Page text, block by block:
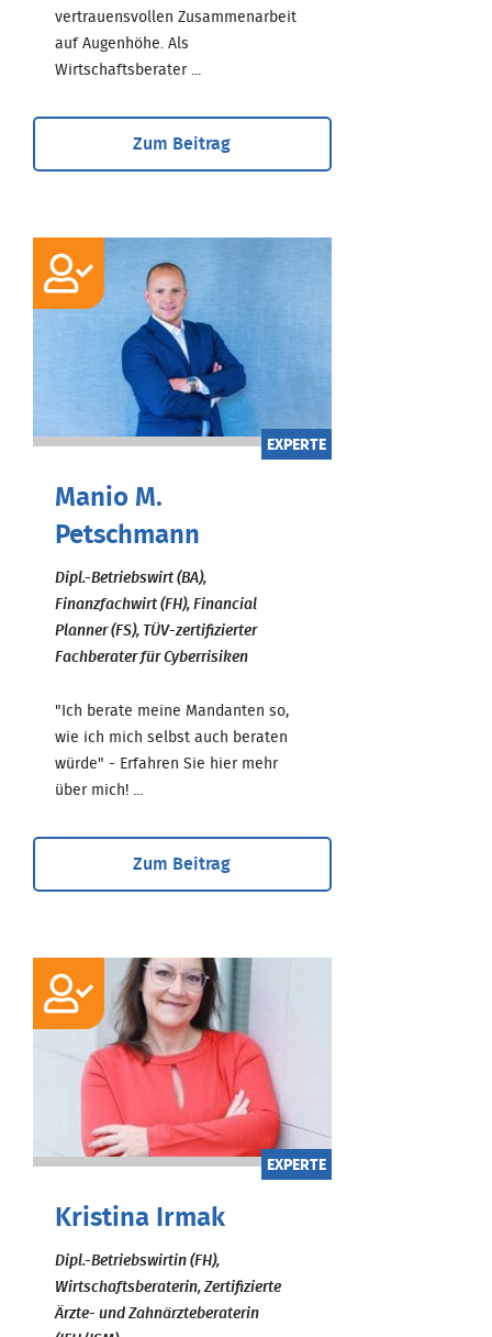
vertrauensvollen Zusammenarbeit
auf Augenhöhe. Als
Wirtschaftsberater ...
Zum Beitrag
EXPERTE
Manio M.
Petschmann
Dipl.-Betriebswirt (BA),
Finanzfachwirt (FH), Financial
Planner (FS), TÜV-zertifizierter
Fachberater für Cyberrisiken
"Ich berate meine Mandanten so,
wie ich mich selbst auch beraten
würde" - Erfahren Sie hier mehr
über mich! ...
Zum Beitrag
EXPERTE
Kristina Irmak
Dipl.-Betriebswirtin (FH),
Wirtschaftsberaterin, Zertifizierte
Ärzte- und Zahnärzteberaterin